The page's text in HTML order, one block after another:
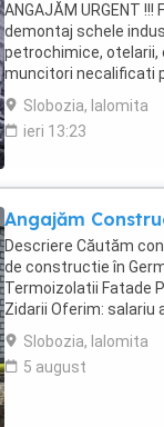
ANGAJĂM URGENT
demontaj schele
petrochimice, otelarii,
muncitori necalificati
industriale; - izolatori ...
Slobozia, Ialomita
ieri 13:23
Angajăm
Descriere Căutăm
de constructie în
Termoizolatii Fatade
Zidarii Oferim: salariu
NET ( 15,00 ...
Slobozia, Ialomita
5 august